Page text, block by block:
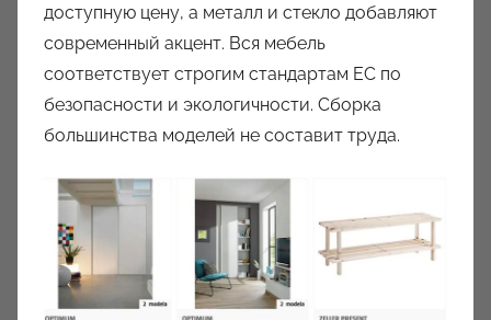
доступную цену, а металл и стекло добавляют
современный акцент. Вся мебель
соответствует строгим стандартам ЕС по
безопасности и экологичности. Сборка
большинства моделей не составит труда.